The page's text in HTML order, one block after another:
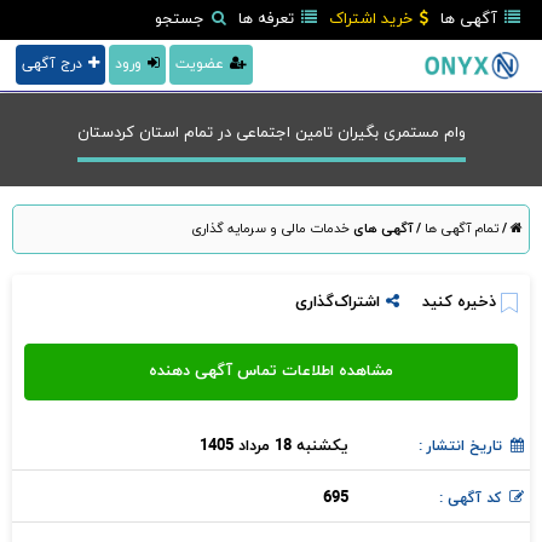
آگهی ها خرید اشتراک تعرفه ها جستجو
درج آگهی ورود عضویت
وام مستمری بگیران تامین اجتماعی در تمام استان کردستان
/تمام آگهی ها /آگهی هایخدمات مالی و سرمایه گذاری
ذخیره کنید اشتراک‌گذاری
تاریخ انتشار : یکشنبه 18 مرداد 1405
کد آگهی : 695